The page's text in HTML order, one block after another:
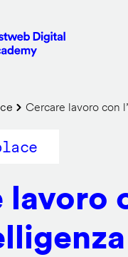
Cercare lavoro con
lavoro